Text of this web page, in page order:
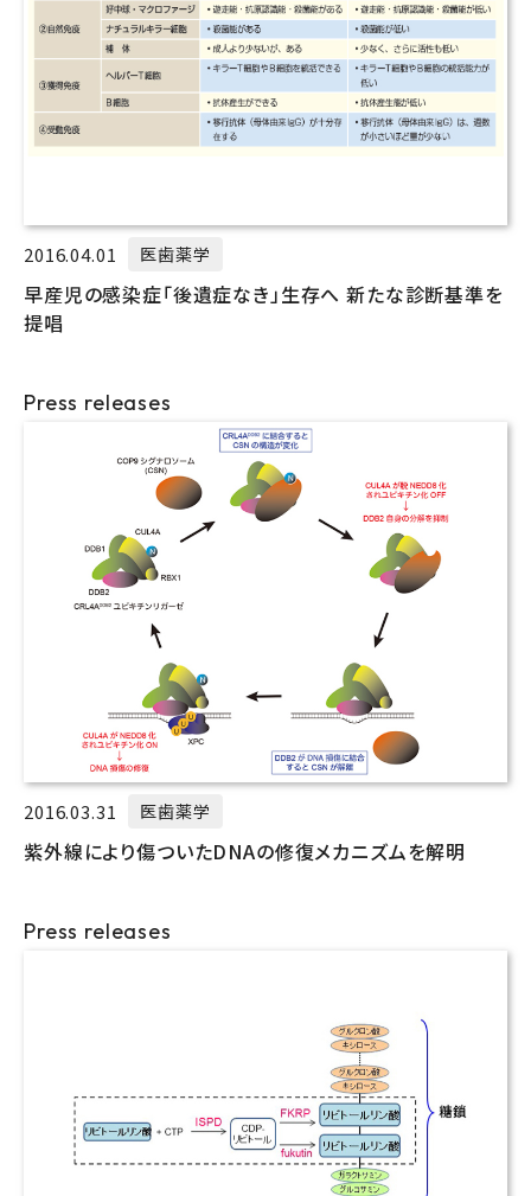
2016.04.01 医歯薬学
早産児の感染症「後遺症なき」生存へ 新たな診断基準を
提唱
Press releases
2016.03.31 医歯薬学
紫外線により傷ついたDNAの修復メカニズムを解明
Press releases